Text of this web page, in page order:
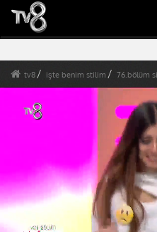
tv8 işte benim stilim 76.bölüm